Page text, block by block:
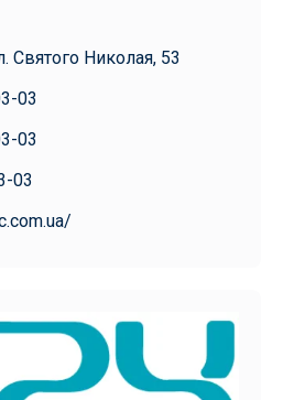
Святого Николая, 53
03
03
03